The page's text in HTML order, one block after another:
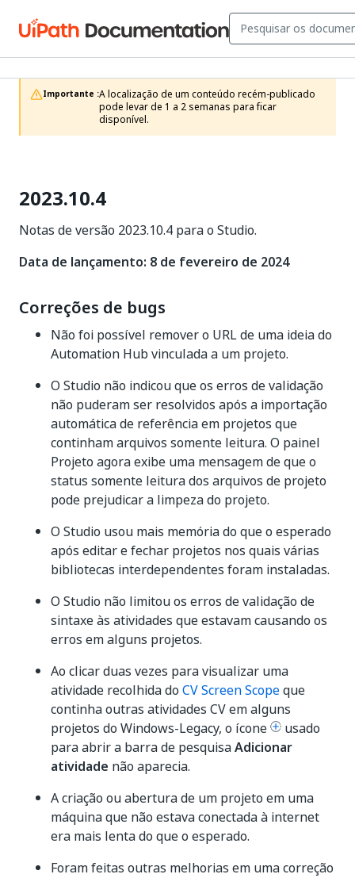
Importante :A localização de um conteúdo recém-publicado
pode levar de 1 a 2 semanas para ficar
disponível.
2023.10.4
Notas de versão 2023.10.4 para o Studio.
Data de lançamento: 8 de fevereiro de 2024
Correções de bugs
Não foi possível remover o URL de uma ideia do
Automation Hub vinculada a um projeto.
O Studio não indicou que os erros de validação
não puderam ser resolvidos após a importação
automática de referência em projetos que
continham arquivos somente leitura. O painel
Projeto agora exibe uma mensagem de que o
status somente leitura dos arquivos de projeto
pode prejudicar a limpeza do projeto.
O Studio usou mais memória do que o esperado
após editar e fechar projetos nos quais várias
bibliotecas interdependentes foram instaladas.
O Studio não limitou os erros de validação de
sintaxe às atividades que estavam causando os
erros em alguns projetos.
Ao clicar duas vezes para visualizar uma
atividade recolhida do CV Screen Scopeque
continha outras atividades CV em alguns
projetos do Windows-Legacy, o ícone
usado
para abrir a barra de pesquisaAdicionar
atividade não aparecia.
A criação ou abertura de um projeto em uma
máquina que não estava conectada à internet
era mais lenta do que o esperado.
Foram feitas outras melhorias em uma correção